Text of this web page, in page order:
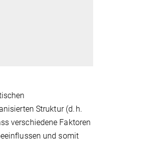
Struktur (d. h.
verschiedene Faktoren
und somit